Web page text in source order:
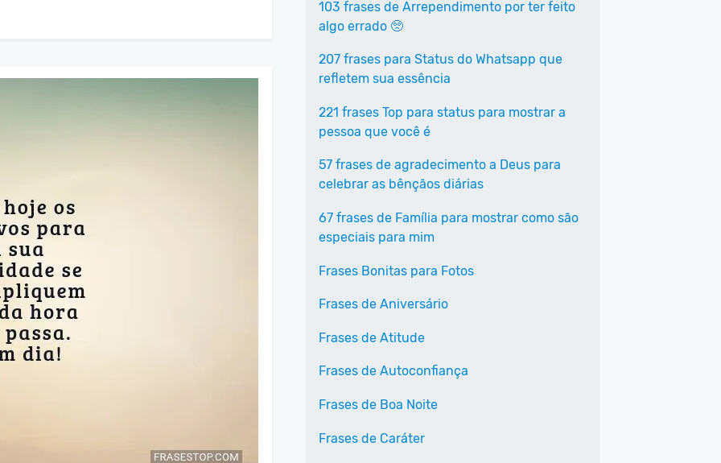
103 frases de Arrependimento por ter feito
algo errado 🥺
207 frases para Status do Whatsapp que
refletem sua essência
221 frases Top para status para mostrar a
pessoa que você é
57 frases de agradecimento a Deus para
celebrar as bênçãos diárias
67 frases de Família para mostrar como são
especiais para mim
Frases Bonitas para Fotos
Frases de Aniversário
Frases de Atitude
Frases de Autoconfiança
Frases de Boa Noite
Frases de Caráter